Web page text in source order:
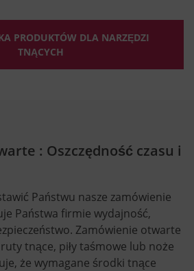
PRODUKTÓW DLA NARZĘDZI
TNĄCYCH
: Oszczędność czasu i
Państwu nasze zamówienie
Państwa firmie wydajność,
Zamówienie otwarte
tnące, piły taśmowe lub noże
że wymagane środki tnące